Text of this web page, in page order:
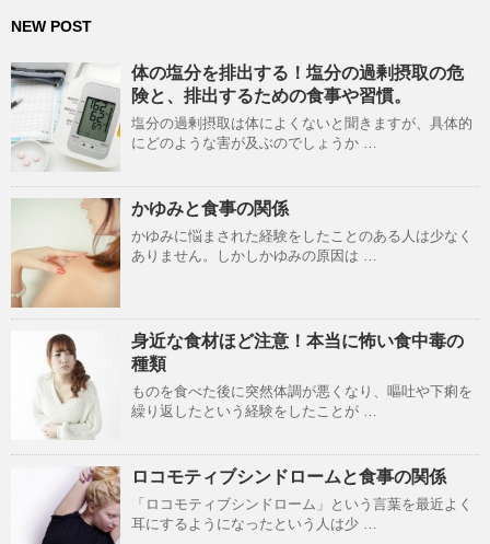
NEW POST
体の塩分を排出する！塩分の過剰摂取の危
険と、排出するための食事や習慣。
塩分の過剰摂取は体によくないと聞きますが、具体的
にどのような害が及ぶのでしょうか …
かゆみと食事の関係
かゆみに悩まされた経験をしたことのある人は少なく
ありません。しかしかゆみの原因は …
身近な食材ほど注意！本当に怖い食中毒の
種類
ものを食べた後に突然体調が悪くなり、嘔吐や下痢を
繰り返したという経験をしたことが …
ロコモティブシンドロームと食事の関係
「ロコモティブシンドローム」という言葉を最近よく
耳にするようになったという人は少 …